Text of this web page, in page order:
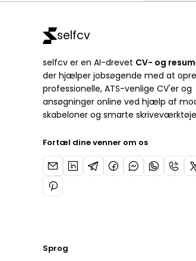
selfcv
selfcv er en AI-drevet CV- og
der hjælper jobsøgende med at
professionelle, ATS-venlige CV'er og
ansøgninger online ved hjælp af
skabeloner og smarte
Fortæl dine venner om os
Sprog